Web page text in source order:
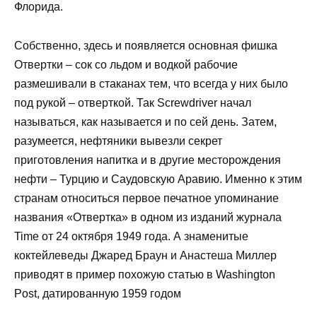
Флорида.
Собственно, здесь и появляется основная фишка
Отвертки – сок со льдом и водкой рабочие
размешивали в стаканах тем, что всегда у них было
под рукой – отверткой. Так Screwdriver начал
называться, как называется и по сей день. Затем,
разумеется, нефтяники вывезли секрет
приготовления напитка и в другие месторождения
нефти – Турцию и Саудовскую Аравию. Именно к этим
странам относиться первое печатное упоминание
названия «Отвертка» в одном из изданий журнала
Time от 24 октября 1949 года. А знаменитые
коктейлеведы Джаред Браун и Анастеша Миллер
приводят в пример похожую статью в Washington
Post, датированную 1959 годом